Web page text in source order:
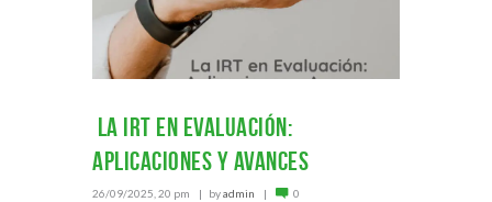
La IRT en Evaluación:
Aplicaciones y Avances
26/09/2025, 20 pm byadmin 0